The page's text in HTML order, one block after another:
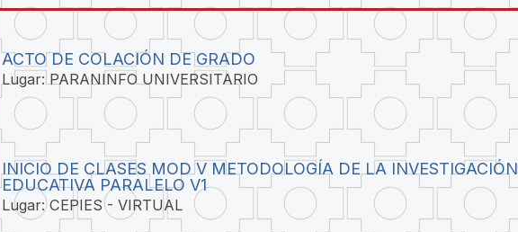
ACTO DE COLACIÓN DE GRADO
Lugar: PARANINFO UNIVERSITARIO
INICIO DE CLASES MOD V METODOLOGÍA DE LA INVESTIGACIÓN
EDUCATIVA PARALELO V1
Lugar: CEPIES - VIRTUAL